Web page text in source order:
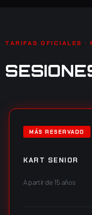
TARIFAS OFICIALES ·
MÁS RESERVADO
KART SENIOR
A partir de 15 años